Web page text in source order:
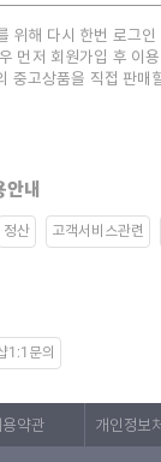
위해 다시 한번 로그인
먼저 회원가입 후 이
중고상품을 직접 판매
내
정산 고객서비스관련
1:1문의
용약관 개인정보